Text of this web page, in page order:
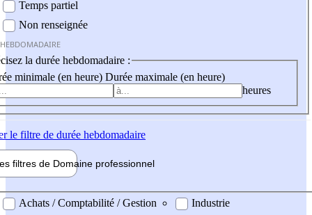
Temps partiel
Non renseignée
la durée hebdomadaire :
minimale (en heure) Durée maximale (en heure)
heures
le filtre de durée hebdomadaire
filtres de Domaine professionnel
professionel
Achats / Comptabilité / Gestion
Industrie